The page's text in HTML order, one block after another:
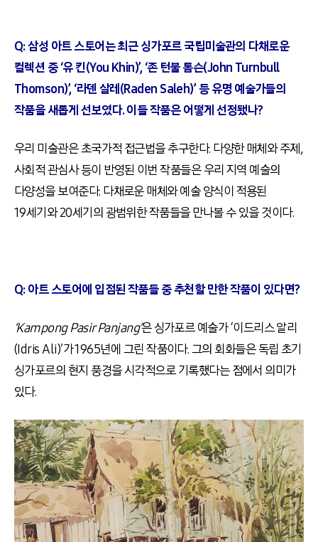
Q:삼성 아트 스토어는 최근 싱가포르 국립미술관의 다채로운
컬렉션 중 ‘유 킨(You Khin)’, ‘존 턴불 톰슨(John Turnbull
Thomson)’, ‘라덴 살레(Raden Saleh)’등 유명 예술가들의
작품을 새롭게 선보였다. 이들 작품은 어떻게 선정됐나?
우리 미술관은 초국가적 접근법을 추구한다. 다양한 매체와 주제 ,
사회적 관심사 등이 반영된 이번 작품들은 우리 지역 예술의
다양성을 보여준다. 다채로운 매체와 예술 양식이 적용된
19세기와20세기의 광범위한 작품들을 만나볼 수 있을 것이다.
Q:아트 스토어에 입점된 작품들 중 추천할 만한 작품이 있다면?
‘Kampong Pasir Panjang’은 싱가포르 예술가‘이드리스 알리
(Idris Ali)’가1965년에 그린 작품이다.그의 회화들은 독립 초기
싱가포르의 현지 풍경을 시각적으로 기록했다는 점에서 의미가
있다.